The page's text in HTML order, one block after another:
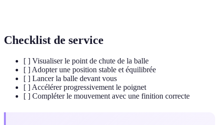
Checklist de service
[ ] Visualiser le point de chute de la balle
[ ] Adopter une position stable et équilibrée
[ ] Lancer la balle devant vous
[ ] Accélérer progressivement le poignet
[ ] Compléter le mouvement avec une finition correcte